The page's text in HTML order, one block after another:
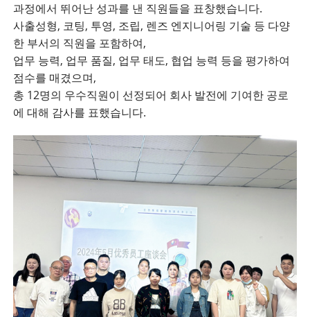
과정에서 뛰어난 성과를 낸 직원들을 표창했습니다.
사출성형, 코팅, 투영, 조립, 렌즈 엔지니어링 기술 등 다양
한 부서의 직원을 포함하여,
업무 능력, 업무 품질, 업무 태도, 협업 능력 등을 평가하여
점수를 매겼으며,
총 12명의 우수직원이 선정되어 회사 발전에 기여한 공로
에 대해 감사를 표했습니다.